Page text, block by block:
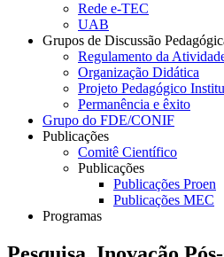
Rede e-TEC
UAB
Grupos de Discussão
Regulamento da
Organização Didática
Projeto Pedagógico
Permanência e êxito
Grupo do FDE/CONIF
Publicações
Comitê Científico
Publicações
Publicações Proen
Publicações MEC
Programas